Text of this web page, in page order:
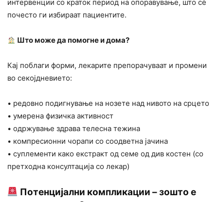
интервенции со краток период на опоравување, што сè
почесто ги избираат пациентите.
Што може да помогне и дома?
Кај поблаги форми, лекарите препорачуваат и промени
во секојдневието:
• редовно подигнување на нозете над нивото на срцето
• умерена физичка активност
• одржување здрава телесна тежина
• компресионни чорапи со соодветна јачина
• суплементи како екстракт од семе од див костен (со
претходна консултација со лекар)
Потенцијални компликации – зошто е